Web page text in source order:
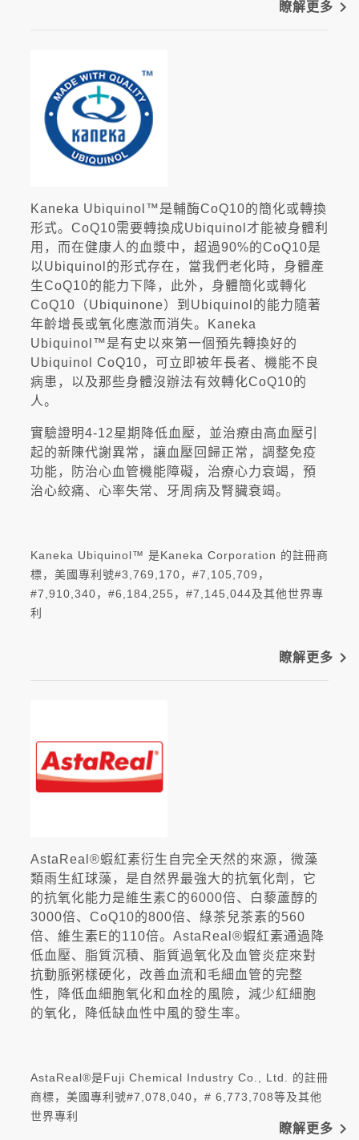
瞭解更多 navigate_next
Kaneka Ubiquinol™是輔酶CoQ10的簡化或轉換
形式。CoQ10需要轉換成Ubiquinol才能被身體利
用，而在健康人的血漿中，超過90%的CoQ10是
以Ubiquinol的形式存在，當我們老化時，身體產
生CoQ10的能力下降，此外，身體簡化或轉化
CoQ10（Ubiquinone）到Ubiquinol的能力隨著
年齡增長或氧化應激而消失。Kaneka
Ubiquinol™是有史以來第一個預先轉換好的
Ubiquinol CoQ10，可立即被年長者、機能不良
病患，以及那些身體沒辦法有效轉化CoQ10的
人。
實驗證明4-12星期降低血壓，並治療由高血壓引
起的新陳代謝異常，讓血壓回歸正常，調整免疫
功能，防治心血管機能障礙，治療心力衰竭，預
治心絞痛、心率失常、牙周病及腎臟衰竭。
Kaneka Ubiquinol™ 是Kaneka Corporation 的註冊商
標，美國專利號#3,769,170，#7,105,709，
#7,910,340，#6,184,255，#7,145,044及其他世界專
利
瞭解更多 navigate_next
AstaReal®蝦紅素衍生自完全天然的來源，微藻
類雨生紅球藻，是自然界最強大的抗氧化劑，它
的抗氧化能力是維生素C的6000倍、白藜蘆醇的
3000倍、CoQ10的800倍、綠茶兒茶素的560
倍、維生素E的110倍。AstaReal®蝦紅素通過降
低血壓、脂質沉積、脂質過氧化及血管炎症來對
抗動脈粥樣硬化，改善血流和毛細血管的完整
性，降低血細胞氧化和血栓的風險，減少紅細胞
的氧化，降低缺血性中風的發生率。
AstaReal®是Fuji Chemical Industry Co., Ltd. 的註冊
商標，美國專利號#7,078,040，# 6,773,708等及其他
世界專利
瞭解更多 navigate_next